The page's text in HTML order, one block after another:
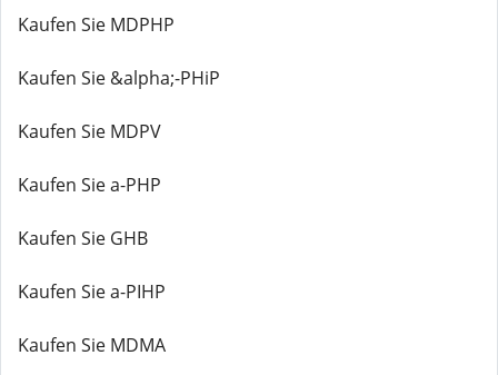
Kaufen Sie MDPHP
Kaufen Sie &alpha;-PHiP
Kaufen Sie MDPV
Kaufen Sie a-PHP
Kaufen Sie GHB
Kaufen Sie a-PIHP
Kaufen Sie MDMA